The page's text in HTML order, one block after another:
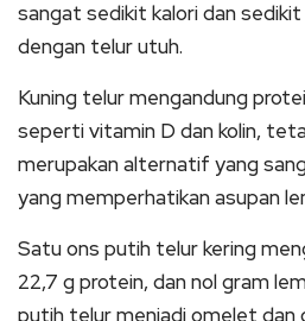
sangat sedikit kalori dan
dengan telur utuh.
Kuning telur mengandung
seperti vitamin D dan kolin,
merupakan alternatif yang
yang memperhatikan asupan
Satu ons putih telur kering
22,7 g protein, dan nol gram
putih telur menjadi omelet dan